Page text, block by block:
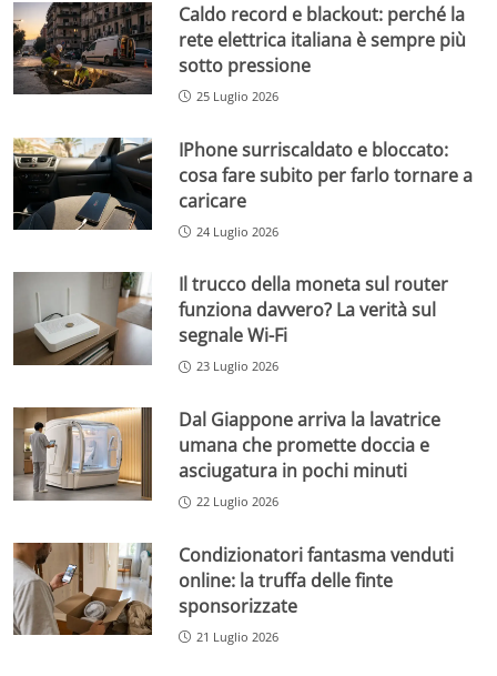
Caldo record e blackout: perché la
rete elettrica italiana è sempre più
sotto pressione
25 Luglio 2026
IPhone surriscaldato e bloccato:
cosa fare subito per farlo tornare a
caricare
24 Luglio 2026
Il trucco della moneta sul router
funziona davvero? La verità sul
segnale Wi-Fi
23 Luglio 2026
Dal Giappone arriva la lavatrice
umana che promette doccia e
asciugatura in pochi minuti
22 Luglio 2026
Condizionatori fantasma venduti
online: la truffa delle finte
sponsorizzate
21 Luglio 2026